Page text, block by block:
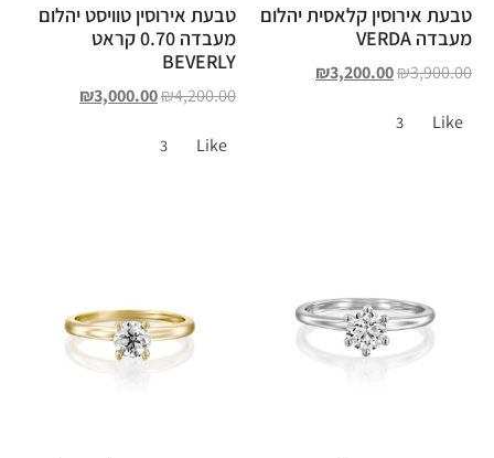
טבעת אירוסין קלאסית יהלום
מעבדה VERDA
₪3,900.00
₪3,200.00
Like
3
טבעת אירוסין טוויסט יהלום
מעבדה 0.70 קראט
BEVERLY
₪4,200.00
₪3,000.00
Like
3